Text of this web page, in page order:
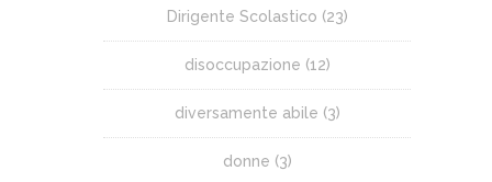
Dirigente Scolastico (23)
disoccupazione (12)
diversamente abile (3)
donne (3)